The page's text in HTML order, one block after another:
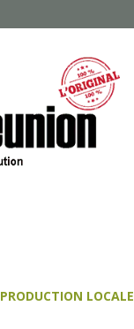
PRODUCTION LOCALE